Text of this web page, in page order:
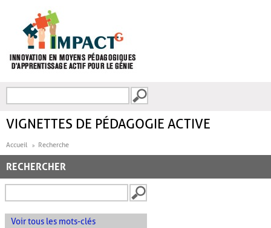
FORMULAIRE DE
VIGNETTES DE PÉDAGOGIE ACTIVE
Accueil Recherche
RECHERCHER
Voir tous les mots-clés